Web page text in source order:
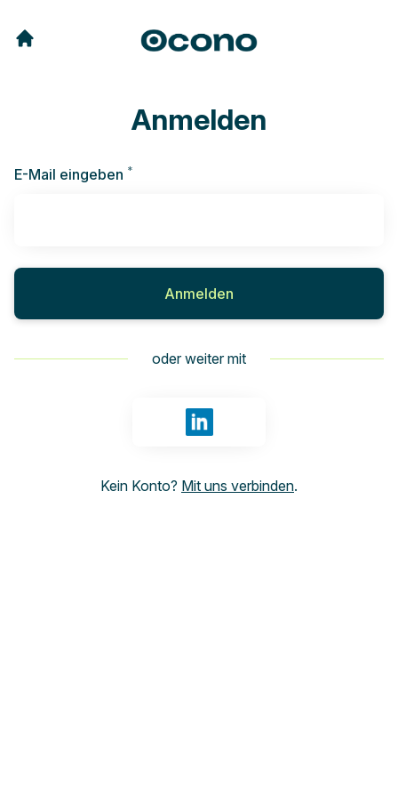
Anmelden
E-Mail eingeben *
Anmelden
oder weiter mit
Anmelden mit LinkedIn
Kein Konto? Mit uns verbinden.